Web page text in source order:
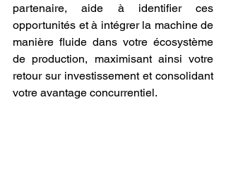
partenaire, aide à identifier ces
opportunités et à intégrer la machine de
manière fluide dans votre écosystème
de production, maximisant ainsi votre
retour sur investissement et consolidant
votre avantage concurrentiel.